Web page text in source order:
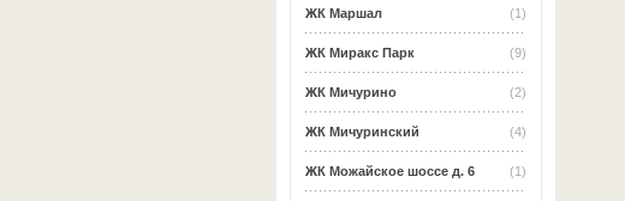
(1)
ЖК Маршал
(9)
ЖК Миракс Парк
(2)
ЖК Мичурино
(4)
ЖК Мичуринский
(1)
ЖК Можайское шоссе д. 6